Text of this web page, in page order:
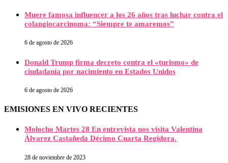
Muere famosa influencer a los 26 años tras luchar contra el
colangiocarcinoma: “Siempre te amaremos”
6 de agosto de 2026
Donald Trump firma decreto contra el «turismo» de
ciudadanía por nacimiento en Estados Unidos
6 de agosto de 2026
EMISIONES EN VIVO RECIENTES
Molocho Martes 28 En entrevista nos visita Valentina
Álvarez Castañeda Décimo Cuarta Regidora.
28 de noviembre de 2023